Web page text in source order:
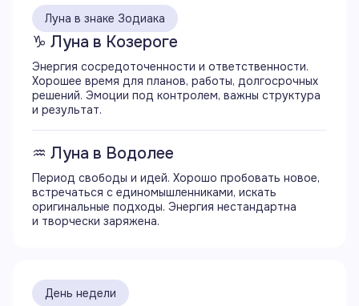
Луна переходит в знак Водолея
Завершается период Луны без курса
Пик полнолуния
18:05
Начинается аспект секстиль (60°) Луны
с Сатурном
20:54
Восход Луны
Свернуть
Луна в знаке Зодиака
♑ Луна в Козероге
Энергия сосредоточенности и ответственности.
Хорошее время для планов, работы, долгосрочных
решений. Эмоции под контролем, важны структура
и результат.
♒ Луна в Водолее
Период свободы и идей. Хорошо пробовать новое,
встречаться с единомышленниками, искать
оригинальные подходы. Энергия нестандартна
и творчески заряжена.
День недели